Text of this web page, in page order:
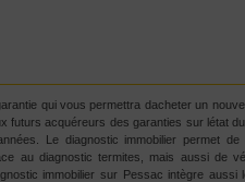
qui vous permettra dacheter un
acquéreurs des garanties sur létat
Le diagnostic immobilier permet de
au diagnostic termites, mais aussi de
immobilier sur Pessac intègre aussi